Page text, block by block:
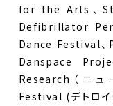
for the Arts、
Defibrillator
Dance Festival、
Danspace
Research（ニ
Festival (デトロ